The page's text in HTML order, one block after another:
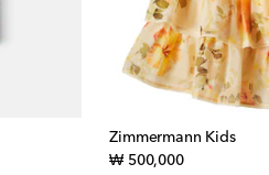
Zimmermann Kids
₩ 500,000original price